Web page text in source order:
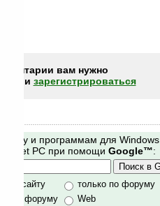
вам нужно
или зарегистрироваться
сайту и программам для Windows
Pocket PC при помощи Google™:
по сайту
только по форуму
и форуму
Web